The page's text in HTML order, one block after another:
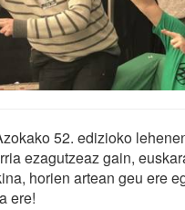
52. edizioko
ezagutzeaz gain,
horien artean geu ere
ere!